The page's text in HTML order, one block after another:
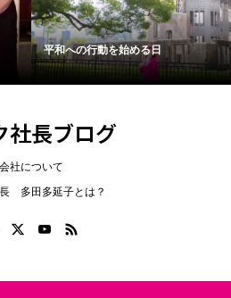
平和への行動を始める日
社長ブログ
会社について
多田多延子とは？